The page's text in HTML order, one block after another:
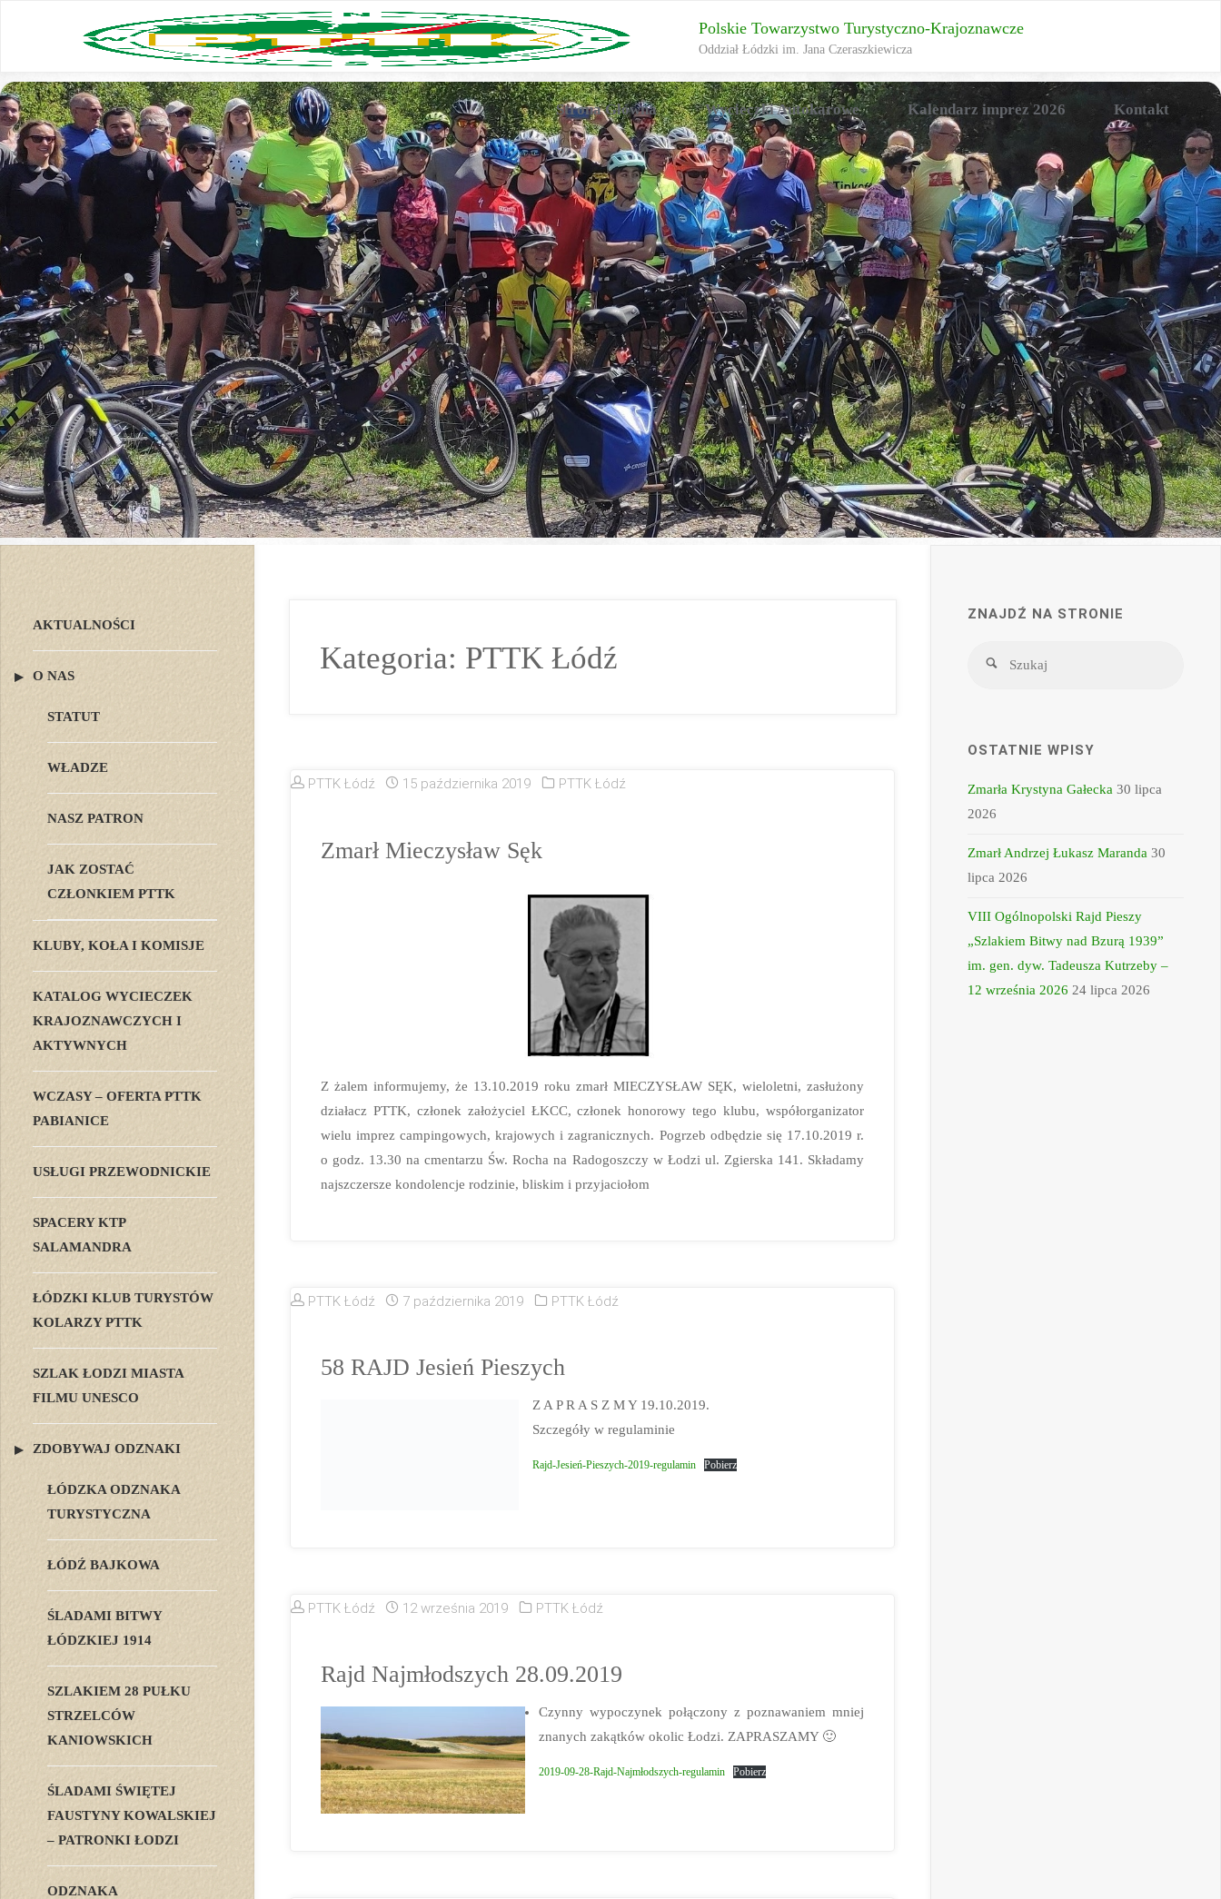
Polskie Towarzystwo Turystyczno-Krajoznawcze
Oddział Łódzki im. Jana Czeraszkiewicza
Przejdź
do
treści
Strona Główna Wycieczki Autokarowe Kalendarz imprez 2026 Kontakt
Kategoria: PTTK Łódź
PTTK Łódź 15 października 2019 PTTK Łódź
Zmarł Mieczysław Sęk
Z żalem informujemy, że 13.10.2019 roku zmarł MIECZYSŁAW SĘK, wieloletni, zasłużony
działacz PTTK, członek założyciel ŁKCC, członek honorowy tego klubu, współorganizator
wielu imprez campingowych, krajowych i zagranicznych. Pogrzeb odbędzie się 17.10.2019 r.
o godz. 13.30 na cmentarzu Św. Rocha na Radogoszczy w Łodzi ul. Zgierska 141. Składamy
najszczersze kondolencje rodzinie, bliskim i przyjaciołom
PTTK Łódź 7 października 2019 PTTK Łódź
58 RAJD Jesień Pieszych
Z A P R A S Z M Y 19.10.2019.
Szczegóły w regulaminie
Rajd-Jesień-Pieszych-2019-regulamin Pobierz
PTTK Łódź 12 września 2019 PTTK Łódź
Rajd Najmłodszych 28.09.2019
Czynny wypoczynek połączony z poznawaniem mniej
znanych zakątków okolic Łodzi. ZAPRASZAMY 🙂
2019-09-28-Rajd-Najmłodszych-regulamin Pobierz
AKTUALNOŚCI
O NAS
STATUT
WŁADZE
NASZ PATRON
JAK ZOSTAĆ
CZŁONKIEM PTTK
KLUBY, KOŁA I KOMISJE
KATALOG WYCIECZEK
KRAJOZNAWCZYCH I
AKTYWNYCH
WCZASY – OFERTA PTTK
PABIANICE
USŁUGI PRZEWODNICKIE
SPACERY KTP
SALAMANDRA
ŁÓDZKI KLUB TURYSTÓW
KOLARZY PTTK
SZLAK ŁODZI MIASTA
FILMU UNESCO
ZDOBYWAJ ODZNAKI
ŁÓDZKA ODZNAKA
TURYSTYCZNA
ŁÓDŹ BAJKOWA
ŚLADAMI BITWY
ŁÓDZKIEJ 1914
SZLAKIEM 28 PUŁKU
STRZELCÓW
KANIOWSKICH
ŚLADAMI ŚWIĘTEJ
FAUSTYNY KOWALSKIEJ
– PATRONKI ŁODZI
ODZNAKA
ZNAJDŹ NA STRONIE
Szukaj
OSTATNIE WPISY
Zmarła Krystyna Gałecka 30 lipca
2026
Zmarł Andrzej Łukasz Maranda 30
lipca 2026
VIII Ogólnopolski Rajd Pieszy
„Szlakiem Bitwy nad Bzurą 1939”
im. gen. dyw. Tadeusza Kutrzeby –
12 września 2026 24 lipca 2026